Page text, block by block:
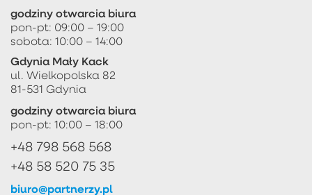
godziny otwarcia biura
pon-pt: 09:00 – 19:00
sobota: 10:00 – 14:00
Gdynia Mały Kack
ul. Wielkopolska 82
81-531 Gdynia
godziny otwarcia biura
pon-pt: 10:00 – 18:00
+48 798 568 568
+48 58 520 75 35
biuro@partnerzy.pl